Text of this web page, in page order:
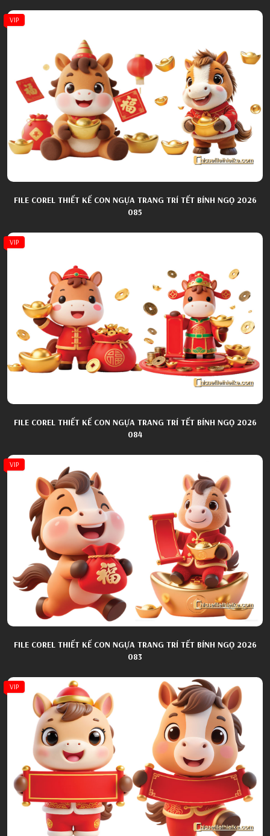
VIP
FILE COREL THIẾT KẾ CON NGỰA TRANG TRÍ TẾT BÍNH NGỌ 2026
085
VIP
FILE COREL THIẾT KẾ CON NGỰA TRANG TRÍ TẾT BÍNH NGỌ 2026
084
VIP
FILE COREL THIẾT KẾ CON NGỰA TRANG TRÍ TẾT BÍNH NGỌ 2026
083
VIP